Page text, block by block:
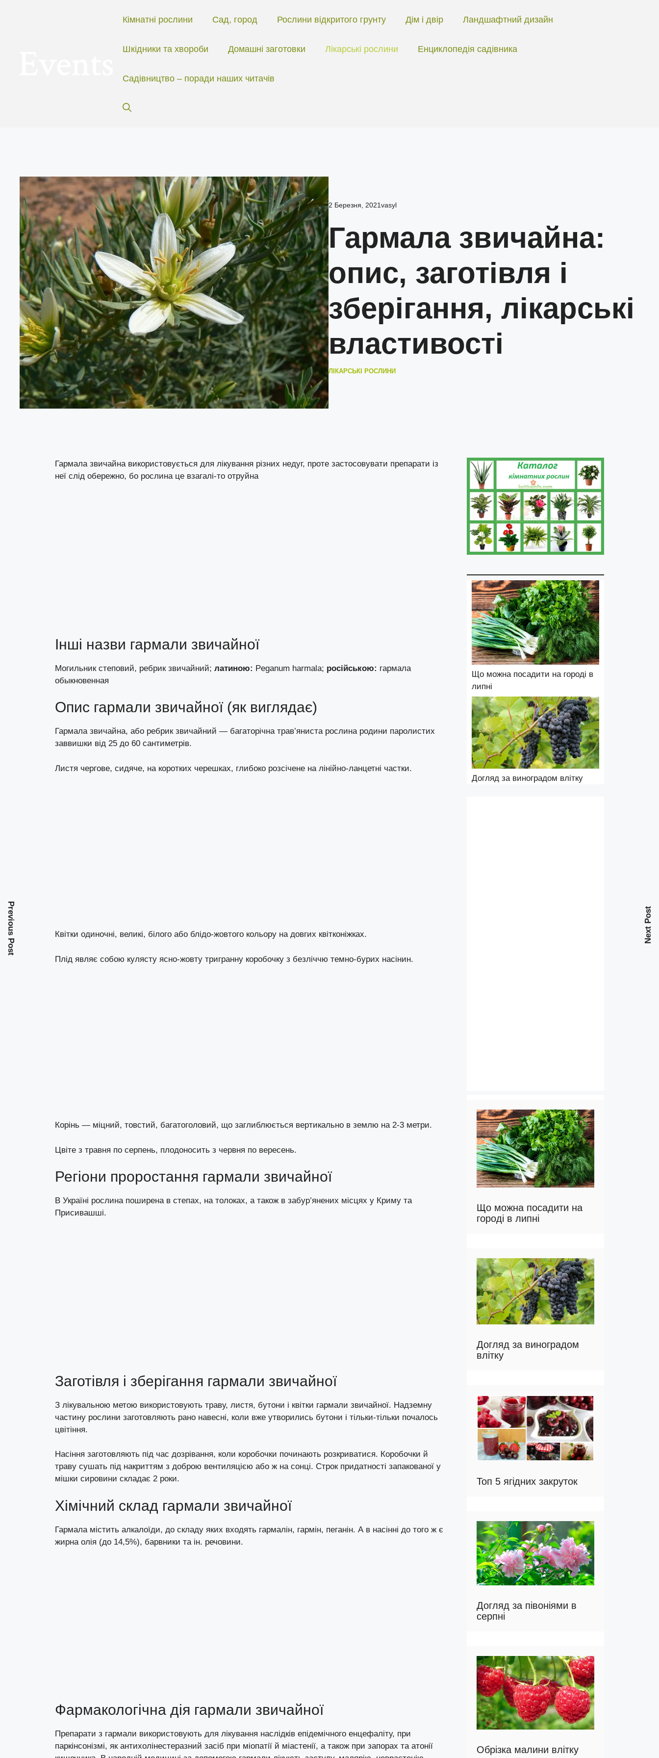
Кімнатні рослини Сад, город Рослини відкритого грунту Дім і двір Ландшафтний дизайн
Шкідники та хвороби Домашні заготовки Лікарські рослини Енциклопедія садівника
Садівництво – поради наших читачів
2 Березня, 2021vasyl
Гармала звичайна:
опис, заготівля і
зберігання, лікарські
властивості
ЛІКАРСЬКІ РОСЛИНИ
Гармала звичайна використовується для лікування різних недуг, проте застосовувати препарати із
неї слід обережно, бо рослина це взагалі-то отруйна
Інші назви гармали звичайної
Могильник степовий, ребрик звичайний; латиною: Peganum harmala; російською: гармала
обыкновенная
Опис гармали звичайної (як виглядає)
Гармала звичайна, або ребрик звичайний — багаторічна трав’яниста рослина родини паролистих
заввишки від 25 до 60 сантиметрів.
Листя чергове, сидяче, на коротких черешках, глибоко розсічене на лінійно-ланцетні частки.
Квітки одиночні, великі, білого або блідо-жовтого кольору на довгих квітконіжках.
Плід являє собою кулясту ясно-жовту тригранну коробочку з безліччю темно-бурих насінин.
Корінь — міцний, товстий, багатоголовий, що заглиблюється вертикально в землю на 2-3 метри.
Цвіте з травня по серпень, плодоносить з червня по вересень.
Регіони проростання гармали звичайної
В Україні рослина поширена в степах, на толоках, а також в забур’янених місцях у Криму та
Присивашші.
Заготівля і зберігання гармали звичайної
З лікувальною метою використовують траву, листя, бутони і квітки гармали звичайної. Надземну
частину рослини заготовляють рано навесні, коли вже утворились бутони і тільки-тільки почалось
цвітіння.
Насіння заготовляють під час дозрівання, коли коробочки починають розкриватися. Коробочки й
траву сушать під накриттям з доброю вентиляцією або ж на сонці. Строк придатності запакованої у
мішки сировини складає 2 роки.
Хімічний склад гармали звичайної
Гармала містить алкалоїди, до складу яких входять гармалін, гармін, пеганін. А в насінні до того ж є
жирна олія (до 14,5%), барвники та ін. речовини.
Фармакологічна дія гармали звичайної
Препарати з гармали використовують для лікування наслідків епідемічного енцефаліту, при
паркінсонізмі, як антихолінестеразний засіб при міопатії й міастенії, а також при запорах та атонії
Previous Post Next Post
Що можна посадити на городі в
липні
Догляд за виноградом влітку
Що можна посадити на
городі в липні
Догляд за виноградом
влітку
Топ 5 ягідних закруток
Догляд за півоніями в
серпні
Обрізка малини влітку